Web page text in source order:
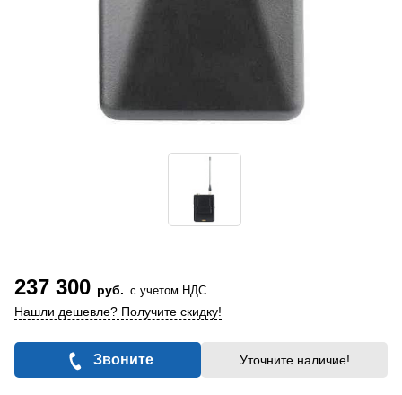
237 300 руб. с учетом НДС
Нашли дешевле? Получите скидку!
Звоните Уточните наличие!